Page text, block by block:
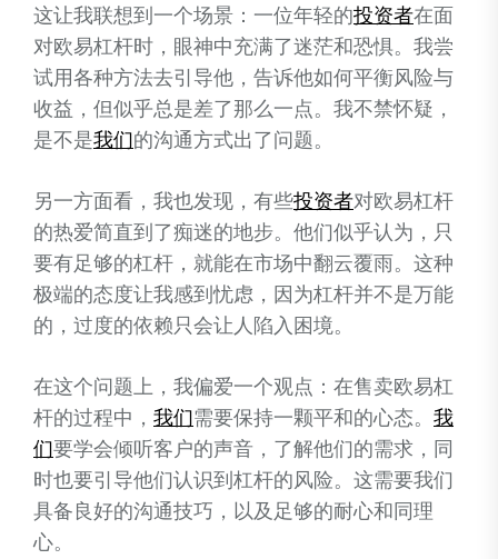
这让我联想到一个场景：一位年轻的投资者在面
对欧易杠杆时，眼神中充满了迷茫和恐惧。我尝
试用各种方法去引导他，告诉他如何平衡风险与
收益，但似乎总是差了那么一点。我不禁怀疑，
是不是我们的沟通方式出了问题。
另一方面看，我也发现，有些投资者对欧易杠杆
的热爱简直到了痴迷的地步。他们似乎认为，只
要有足够的杠杆，就能在市场中翻云覆雨。这种
极端的态度让我感到忧虑，因为杠杆并不是万能
的，过度的依赖只会让人陷入困境。
在这个问题上，我偏爱一个观点：在售卖欧易杠
杆的过程中， 我们需要保持一颗平和的心态。 我
们要学会倾听客户的声音，了解他们的需求，同
时也要引导他们认识到杠杆的风险。这需要我们
具备良好的沟通技巧，以及足够的耐心和同理
心。